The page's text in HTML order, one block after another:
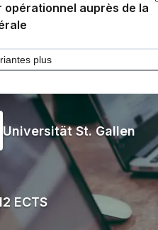
opérationnel auprès de la
plus
Universität St. Gallen
ECTS